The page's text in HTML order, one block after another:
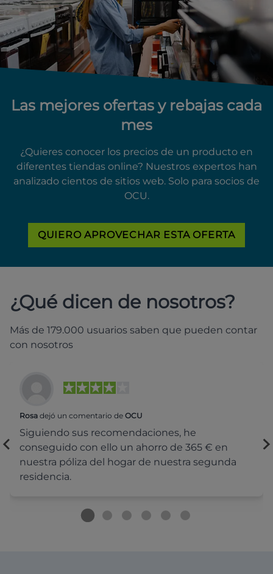
Las mejores ofertas y rebajas cada
mes
¿Quieres conocer los precios de un producto en
diferentes tiendas online? Nuestros expertos han
analizado cientos de sitios web. Solo para socios de
OCU.
QUIERO APROVECHAR ESTA OFERTA
¿Qué dicen de nosotros?
Más de 179.000 usuarios saben que pueden contar
con nosotros
Rosa dejó un comentario de OCU
Siguiendo sus recomendaciones, he
conseguido con ello un ahorro de 365 € en
nuestra póliza del hogar de nuestra segunda
residencia.